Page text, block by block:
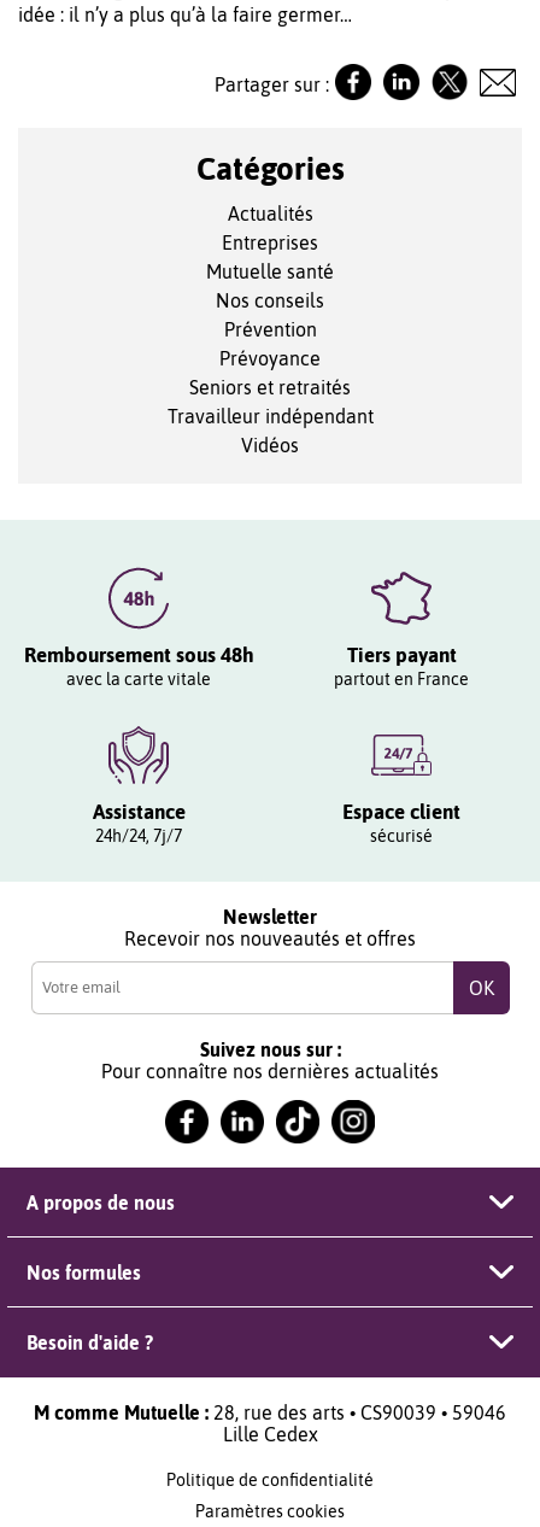
idée : il n’y a plus qu’à la faire germer…
Partager sur :
Catégories
Actualités
Entreprises
Mutuelle santé
Nos conseils
Prévention
Prévoyance
Seniors et retraités
Travailleur indépendant
Vidéos
Remboursement sous 48h
avec la carte vitale
Tiers payant
partout en France
Assistance
24h/24, 7j/7
Espace client
sécurisé
Newsletter
Recevoir nos nouveautés et offres
Suivez nous sur :
Pour connaître nos dernières actualités
A propos de nous
Nos formules
Besoin d'aide ?
M comme Mutuelle : 28, rue des arts • CS90039 • 59046
Lille Cedex
Politique de confidentialité
Paramètres cookies